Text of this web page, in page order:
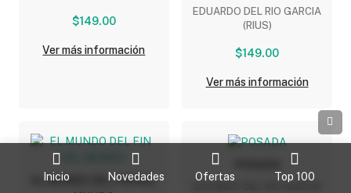
Inicio Novedades Ofertas Top 100
$149.00
Ver más información
EDUARDO DEL RIO GARCIA
(RIUS)
$149.00
Ver más información
EL MUNDO DEL FIN DEL
EDUARDO DEL RIO GARCIA